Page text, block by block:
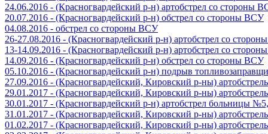
24.06.2016 - (Красногвардейский р-н) артобстрел со стороны
20.07.2016 - (Красногвардейский р-н) обстрел со стороны ВСУ
04.08.2016 - обстрел со стороны ВСУ
26-27.08.2016 - (Красногвардейский р-н) артобстрел со
13-14.09.2016 - (Красногвардейский р-н) артобстрел со
14.09.2016 - (Красногвардейский р-н) обстрел со стороны ВСУ
05.10.2016 - (Красногвардейский р-н) подрыв
27.09.2016 - (Красногвардейский, Кировский р-ны)
29.01.2017 - (Красногвардейский, Кировский р-ны)
30.01.2017 - (Красногвардейский р-н) артобстрел больницы
31.01.2017 - (Красногвардейский, Кировский р-ны)
01.02.2017 - (Красногвардейский, Кировский р-ны)